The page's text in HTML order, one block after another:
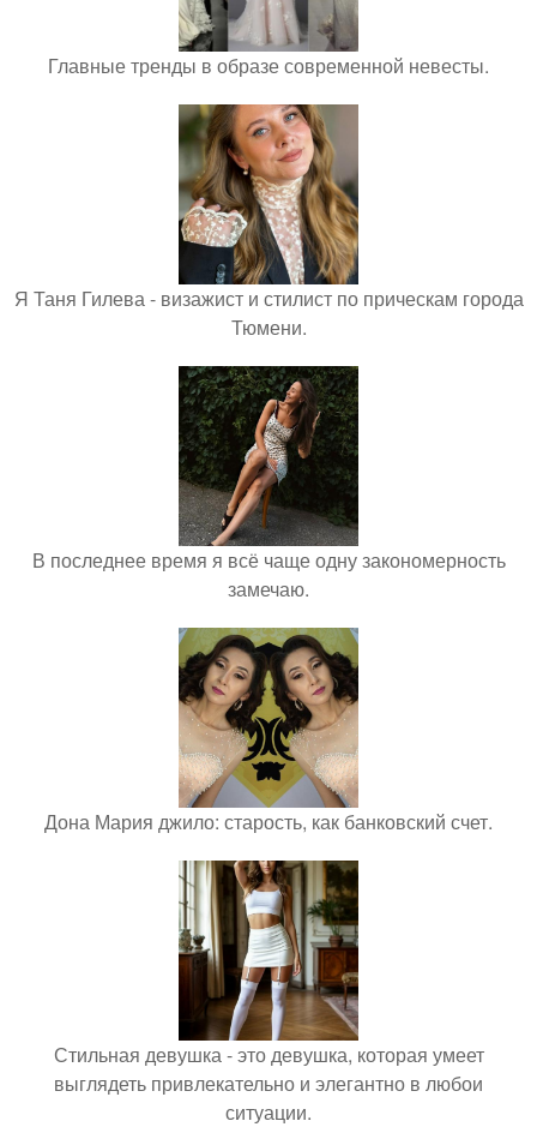
Главные тренды в образе современной невесты.
Я Таня Гилева - визажист и стилист по прическам города
Тюмени.
В последнее время я всё чаще одну закономерность
замечаю.
Дона Мария джило: старость, как банковский счет.
Стильная девушка - это девушка, которая умеет
выглядеть привлекательно и элегантно в любои
ситуации.